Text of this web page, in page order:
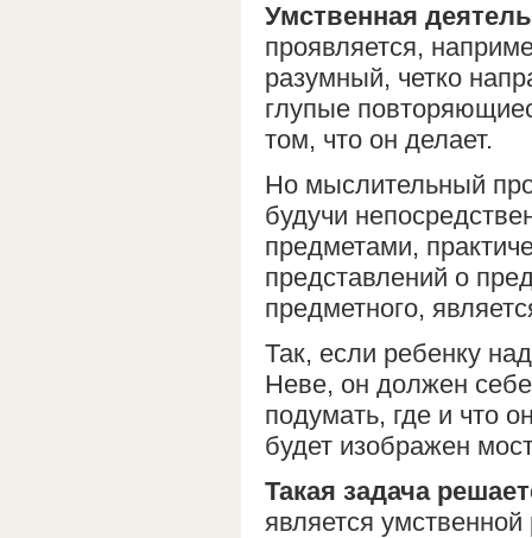
Умственная
проявляется,
разумный, четко
глупые
том, что он делает.
Но мыслительный
будучи
предметами,
представлений о
предметного,
Так, если ребенку
Неве, он должен
подумать, где и что
будет изображен
Такая задача
является умственной